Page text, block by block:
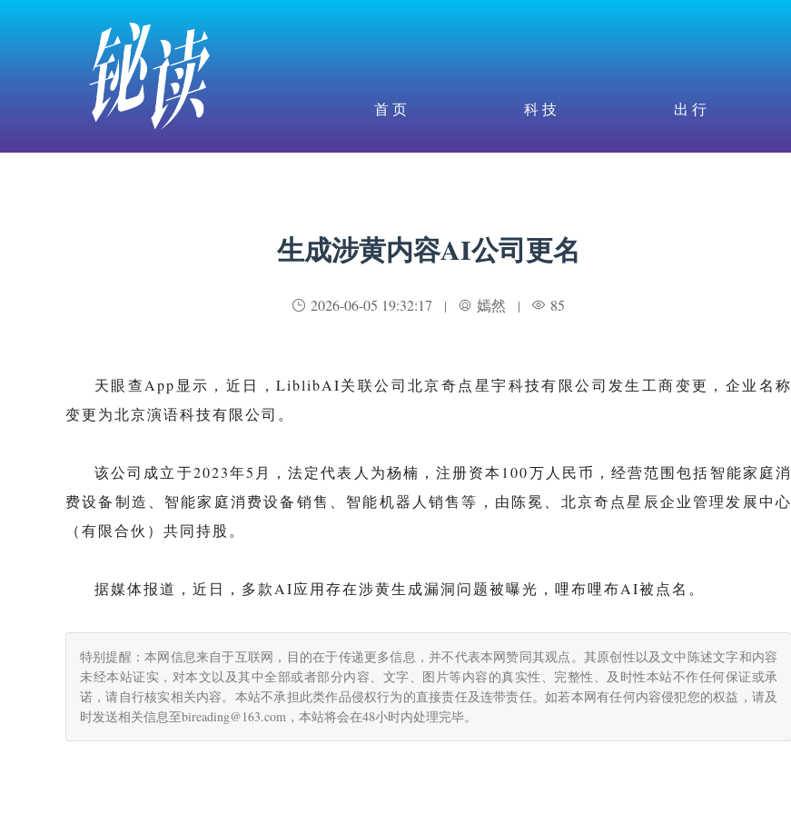
首 页 科 技 出 行
生成涉黄内容AI公司更名
2026-06-05 19:32:17 | 嫣然 | 85
天眼查App显示，近日，LiblibAI关联公司北京奇点星宇科技有限公司发生工商变更，企业名称
变更为北京演语科技有限公司。
该公司成立于2023年5月，法定代表人为杨楠，注册资本100万人民币，经营范围包括智能家庭消
费设备制造、智能家庭消费设备销售、智能机器人销售等，由陈冕、北京奇点星辰企业管理发展中心
（有限合伙）共同持股。
据媒体报道，近日，多款AI应用存在涉黄生成漏洞问题被曝光，哩布哩布AI被点名。
特别提醒：本网信息来自于互联网，目的在于传递更多信息，并不代表本网赞同其观点。其原创性以及文中陈述文字和内容
未经本站证实，对本文以及其中全部或者部分内容、文字、图片等内容的真实性、完整性、及时性本站不作任何保证或承
诺，请自行核实相关内容。本站不承担此类作品侵权行为的直接责任及连带责任。如若本网有任何内容侵犯您的权益，请及
时发送相关信息至bireading@163.com，本站将会在48小时内处理完毕。